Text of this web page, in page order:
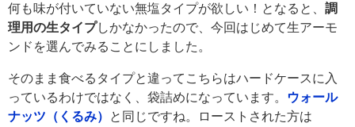
何も味が付いていない無塩タイプが欲しい！となると、 調
理用の生タイプしかなかったので、今回はじめて生アーモ
ンドを選んでみることにしました。
そのまま食べるタイプと違ってこちらはハードケースに入
っているわけではなく、袋詰めになっています。
ウォール
ナッツ（くるみ）
と同じですね。ローストされた方は